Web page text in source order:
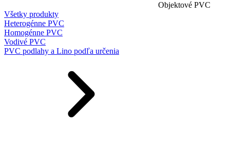
Objektové PVC
Všetky produkty
Heterogénne PVC
Homogénne PVC
Vodivé PVC
PVC podlahy a Lino podľa určenia